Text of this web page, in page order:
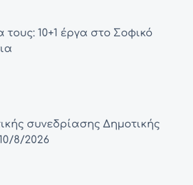
10+1 έργα στο Σοφικό
συνεδρίασης Δημοτικής
8/2026